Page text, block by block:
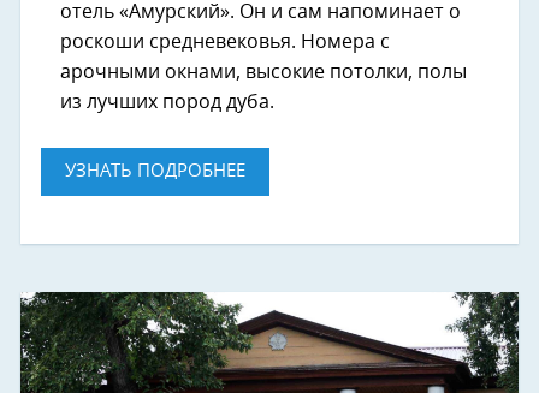
отель «Амурский». Он и сам напоминает о
роскоши средневековья. Номера с
арочными окнами, высокие потолки, полы
из лучших пород дуба.
УЗНАТЬ ПОДРОБНЕЕ